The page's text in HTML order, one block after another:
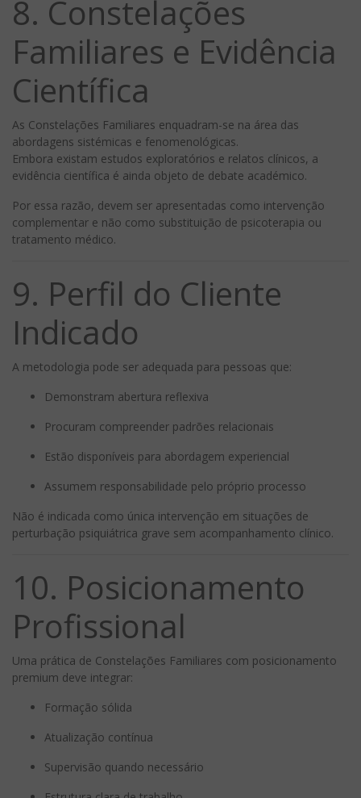
8. Constelações
Familiares e Evidência
Científica
As Constelações Familiares enquadram-se na área das
abordagens sistémicas e fenomenológicas.
Embora existam estudos exploratórios e relatos clínicos, a
evidência científica é ainda objeto de debate académico.
Por essa razão, devem ser apresentadas como intervenção
complementar e não como substituição de psicoterapia ou
tratamento médico.
9. Perfil do Cliente
Indicado
A metodologia pode ser adequada para pessoas que:
Demonstram abertura reflexiva
Procuram compreender padrões relacionais
Estão disponíveis para abordagem experiencial
Assumem responsabilidade pelo próprio processo
Não é indicada como única intervenção em situações de
perturbação psiquiátrica grave sem acompanhamento clínico.
10. Posicionamento
Profissional
Uma prática de Constelações Familiares com posicionamento
premium deve integrar:
Formação sólida
Atualização contínua
Supervisão quando necessário